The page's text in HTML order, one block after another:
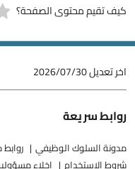
كيف تقيم محتوى الصفحة؟
اخر تعديل2026/07/30
روابط سريعة
مدونة السلوك الوظيفي
شروط الاستخدام
إخلاء